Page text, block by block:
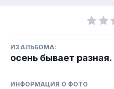
ИЗ АЛЬБОМА:
осень бывает разная.
ИНФОРМАЦИЯ О ФОТО